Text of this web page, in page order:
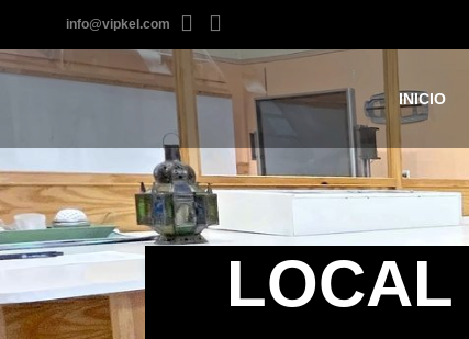
info@vipkel.com
INICIO